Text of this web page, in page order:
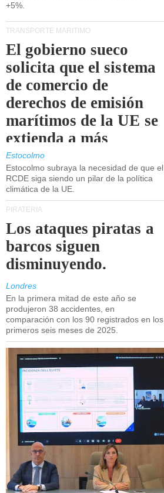
+5%.
TRANSPORTE MARÍTIMO
El gobierno sueco
solicita que el sistema
de comercio de
derechos de emisión
marítimos de la UE se
extienda a más
buques.
Estocolmo
Estocolmo subraya la necesidad de que el
RCDE siga siendo un pilar de la política
climática de la UE.
PIRATERÍA
Los ataques piratas a
barcos siguen
disminuyendo.
Londres
En la primera mitad de este año se
produjeron 38 accidentes, en
comparación con los 90 registrados en los
primeros seis meses de 2025.